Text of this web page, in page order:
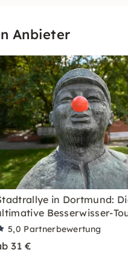
Anbieter
in Dortmund:
Besserwisser-
5,0 Partnerbewertung
31 €